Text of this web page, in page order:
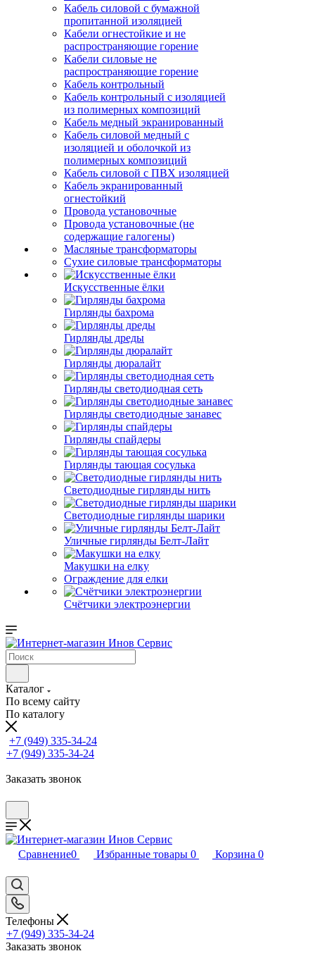
Кабель силовой с бумажной
пропитанной изоляцией
Кабели огнестойкие и не
распространяющие горение
Кабели силовые не
распространяющие горение
Кабель контрольный
Кабель контрольный с изоляцией
из полимерных композиций
Кабель медный экранированный
Кабель силовой медный с
изоляцией и оболочкой из
полимерных композиций
Кабель силовой с ПВХ изоляцией
Кабель экранированный
огнестойкий
Провода установочные
Провода установочные (не
содержащие галогены)
Масляные трансформаторы
Сухие силовые трансформаторы
Искусственные ёлки
Гирлянды бахрома
Гирлянды дреды
Гирлянды дюралайт
Гирлянды светодиодная сеть
Гирлянды светодиодные занавес
Гирлянды спайдеры
Гирлянды тающая сосулька
Светодиодные гирлянды нить
Светодиодные гирлянды шарики
Уличные гирлянды Белт-Лайт
Макушки на елку
Ограждение для елки
Счётчики электроэнергии
Каталог
По всему сайту
По каталогу
+7 (949) 335-34-24
+7 (949) 335-34-24
Заказать звонок
Сравнение0 Избранные товары 0 Корзина 0
Телефоны
+7 (949) 335-34-24
Заказать звонок